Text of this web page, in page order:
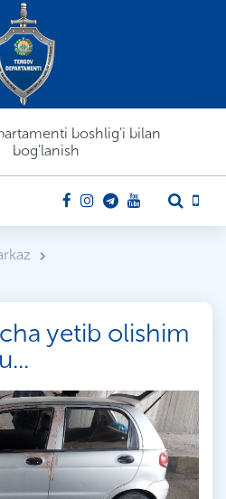
boshlig'i bilan
bog'lanish
yetib olishim